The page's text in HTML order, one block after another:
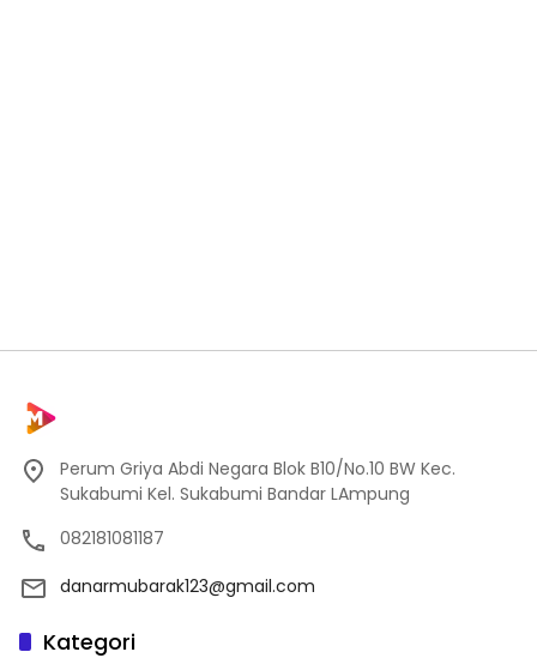
Perum Griya Abdi Negara Blok B10/No.10 BW Kec.
Sukabumi Kel. Sukabumi Bandar LAmpung
082181081187
danarmubarak123@gmail.com
Kategori